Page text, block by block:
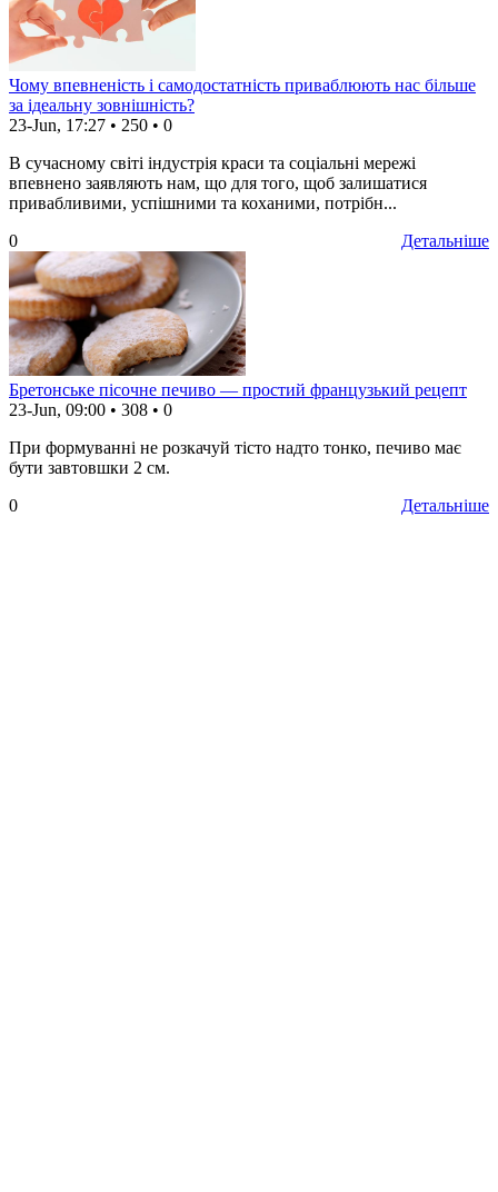
Чому впевненість і самодостатність приваблюють нас більше
за ідеальну зовнішність?
23-Jun, 17:27 • 250 • 0
В сучасному світі індустрія краси та соціальні мережі
впевнено заявляють нам, що для того, щоб залишатися
привабливими, успішними та коханими, потрібн...
Детальніше
0
Бретонське пісочне печиво — простий французький рецепт
23-Jun, 09:00 • 308 • 0
При формуванні не розкачуй тісто надто тонко, печиво має
бути завтовшки 2 см.
Детальніше
0